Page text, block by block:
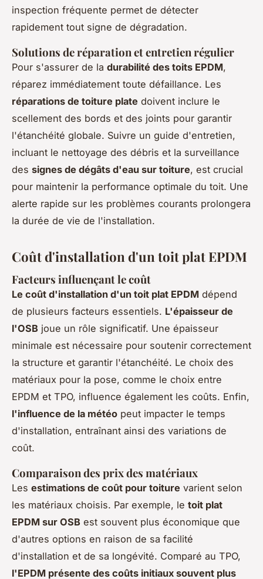
inspection fréquente permet de détecter
rapidement tout signe de dégradation.
Solutions de réparation et entretien régulier
Pour s'assurer de la durabilité des toits EPDM,
réparez immédiatement toute défaillance. Les
réparations de toiture plate doivent inclure le
scellement des bords et des joints pour garantir
l'étanchéité globale. Suivre un guide d'entretien,
incluant le nettoyage des débris et la surveillance
des signes de dégâts d'eau sur toiture, est crucial
pour maintenir la performance optimale du toit. Une
alerte rapide sur les problèmes courants prolongera
la durée de vie de l'installation.
Coût d'installation d'un toit plat EPDM
Facteurs influençant le coût
Le coût d'installation d'un toit plat EPDM dépend
de plusieurs facteurs essentiels. L'épaisseur de
l'OSB joue un rôle significatif. Une épaisseur
minimale est nécessaire pour soutenir correctement
la structure et garantir l'étanchéité. Le choix des
matériaux pour la pose, comme le choix entre
EPDM et TPO, influence également les coûts. Enfin,
l'influence de la météo peut impacter le temps
d'installation, entraînant ainsi des variations de
coût.
Comparaison des prix des matériaux
Les estimations de coût pour toiture varient selon
les matériaux choisis. Par exemple, le toit plat
EPDM sur OSB est souvent plus économique que
d'autres options en raison de sa facilité
d'installation et de sa longévité. Comparé au TPO,
l'EPDM présente des coûts initiaux souvent plus